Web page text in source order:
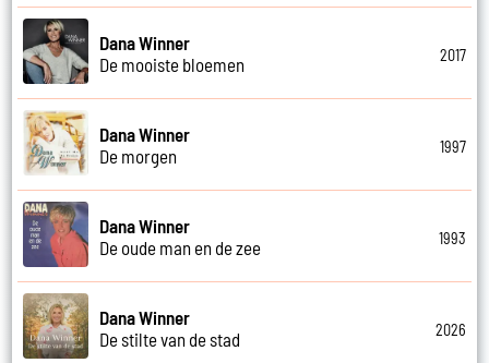
Dana Winner
De mooiste bloemen
2017
Dana Winner
De morgen
1997
Dana Winner
De oude man en de zee
1993
Dana Winner
De stilte van de stad
2026